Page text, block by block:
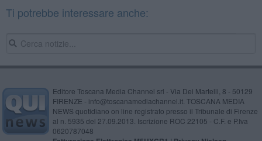
Ti potrebbe interessare anche:
Editore Toscana Media Channel srl - Via Dei Martelli, 8 - 50129
FIRENZE - info@toscanamediachannel.it. TOSCANA MEDIA
NEWS quotidiano on line registrato presso il Tribunale di Firenze
al n. 5935 del 27.09.2013. Iscrizione ROC 22105 - C.F. e P.Iva
0620787048